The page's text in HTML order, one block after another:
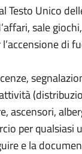
Testo Unico
sale
di
ascensori,
per
e la